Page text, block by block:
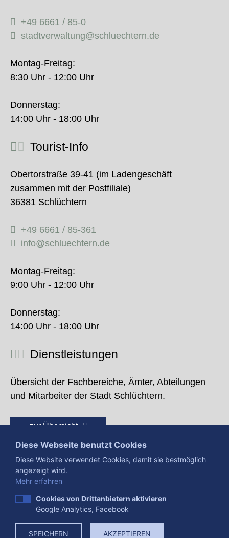
+49 6661 / 85-0
stadtverwaltung@schluechtern.de
Montag-Freitag:
8:30 Uhr - 12:00 Uhr
Donnerstag:
14:00 Uhr - 18:00 Uhr
Tourist-Info
Obertorstraße 39-41 (im Ladengeschäft
zusammen mit der Postfiliale)
36381 Schlüchtern
+49 6661 / 85-361
info@schluechtern.de
Montag-Freitag:
9:00 Uhr - 12:00 Uhr
Donnerstag:
14:00 Uhr - 18:00 Uhr
Dienstleistungen
Übersicht der Fachbereiche, Ämter, Abteilungen
und Mitarbeiter der Stadt Schlüchtern.
zur Übersicht
Presse Impressum
Datenschutzerklärung
Diese Webseite benutzt Cookies
Diese Website verwendet Cookies, damit sie bestmöglich
angezeigt wird.
Mehr erfahren
Cookies von Drittanbietern aktivieren
Google Analytics, Facebook
SPEICHERN AKZEPTIEREN